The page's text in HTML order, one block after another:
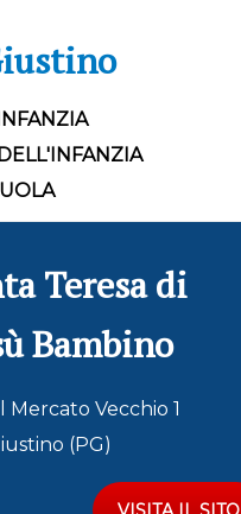
Teresa di
Bambino
Mercato Vecchio 1
(PG)